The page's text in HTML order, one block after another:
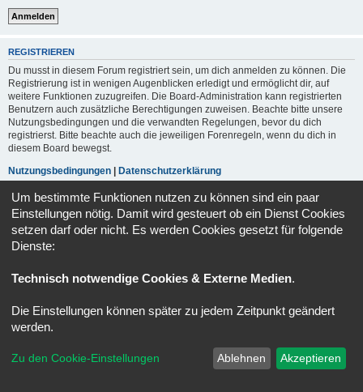
REGISTRIEREN
Du musst in diesem Forum registriert sein, um dich anmelden zu können. Die
Registrierung ist in wenigen Augenblicken erledigt und ermöglicht dir, auf
weitere Funktionen zuzugreifen. Die Board-Administration kann registrierten
Benutzern auch zusätzliche Berechtigungen zuweisen. Beachte bitte unsere
Nutzungsbedingungen und die verwandten Regelungen, bevor du dich
registrierst. Bitte beachte auch die jeweiligen Forenregeln, wenn du dich in
diesem Board bewegst.
Nutzungsbedingungen
Datenschutzerklärung
Registrieren
Foren-Übersicht
Powered byphpBB® Forum Software © phpBB Limited
Datenschutz
|Nutzungsbedingungen
Um bestimmte Funktionen nutzen zu können sind ein paar
Einstellungen nötig. Damit wird gesteuert ob ein Dienst Cookies
setzen darf oder nicht. Es werden Cookies gesetzt für folgende
Dienste:
Technisch notwendige Cookies & Externe Medien.
Die Einstellungen können später zu jedem Zeitpunkt geändert
werden.
Zu den Cookie-Einstellungen Ablehnen Akzeptieren